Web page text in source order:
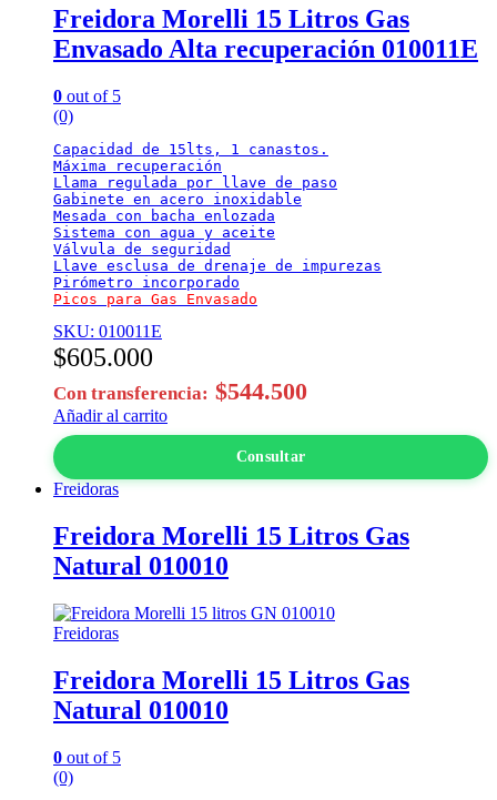
Freidora Morelli 15 Litros Gas
Envasado Alta recuperación 010011E
0 out of 5
(0)
Capacidad de 15lts, 1 canastos.
Máxima recuperación
Llama regulada por llave de paso
Gabinete en acero inoxidable
Mesada con bacha enlozada
Sistema con agua y aceite
Válvula de seguridad
Llave esclusa de drenaje de impurezas
Picos para Gas Envasado
SKU: 010011E
$605.000
Con transferencia: $544.500
Añadir al carrito
Consultar
Freidoras
Freidora Morelli 15 Litros Gas
Natural 010010
Freidoras
Freidora Morelli 15 Litros Gas
Natural 010010
0 out of 5
(0)